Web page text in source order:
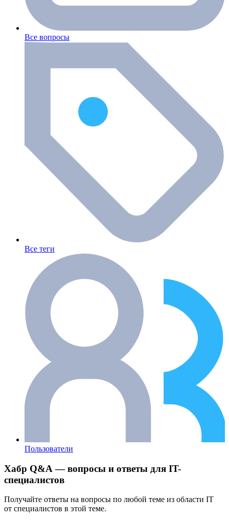
Все вопросы
Все теги
Пользователи
Хабр Q&A — вопросы и ответы для IT-
специалистов
Получайте ответы на вопросы по любой теме из области IT
от специалистов в этой теме.